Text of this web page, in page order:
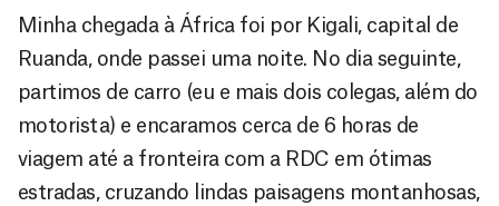
Minha chegada à África foi por Kigali, capital de
Ruanda, onde passei uma noite. No dia seguinte,
partimos de carro (eu e mais dois colegas, além do
motorista) e encaramos cerca de 6 horas de
viagem até a fronteira com a RDC em ótimas
estradas, cruzando lindas paisagens montanhosas,